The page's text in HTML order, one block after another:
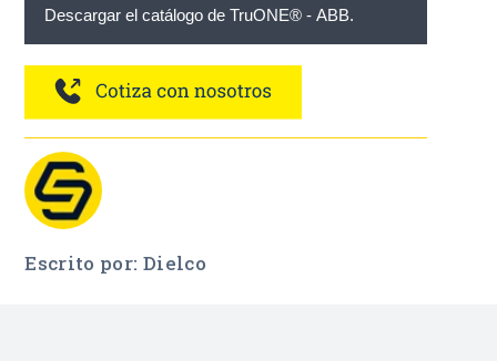
Descargar el catálogo de TruONE® - ABB.
Escrito por: Dielco